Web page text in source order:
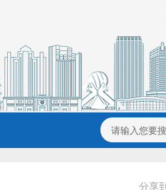
分享